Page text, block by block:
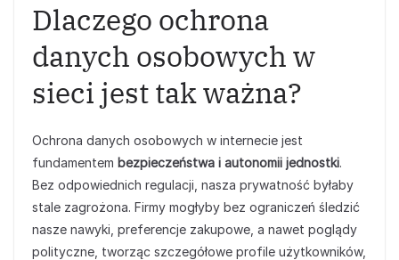
Dlaczego ochrona
danych osobowych w
sieci jest tak ważna?
Ochrona danych osobowych w internecie jest
fundamentem bezpieczeństwa i autonomii jednostki.
Bez odpowiednich regulacji, nasza prywatność byłaby
stale zagrożona. Firmy mogłyby bez ograniczeń śledzić
nasze nawyki, preferencje zakupowe, a nawet poglądy
polityczne, tworząc szczegółowe profile użytkowników,